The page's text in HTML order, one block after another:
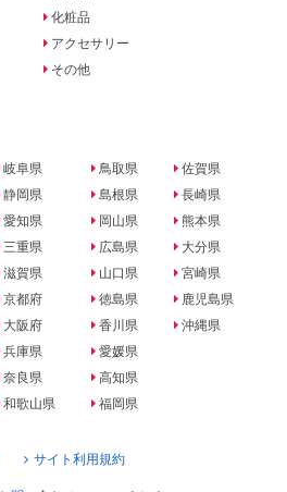
化粧品
アクセサリー
その他
岐阜県
静岡県
愛知県
三重県
滋賀県
京都府
大阪府
兵庫県
奈良県
和歌山県
鳥取県
島根県
岡山県
広島県
山口県
徳島県
香川県
愛媛県
高知県
福岡県
佐賀県
長崎県
熊本県
大分県
宮崎県
鹿児島県
沖縄県
サイト利用規約